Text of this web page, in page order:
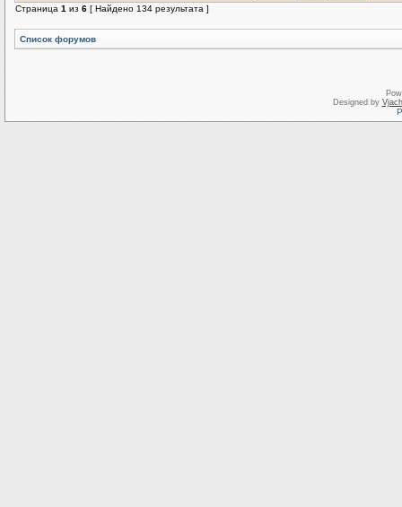
Страница 1 из 6 [ Найдено 134 результата ]
Список форумов
Designed by